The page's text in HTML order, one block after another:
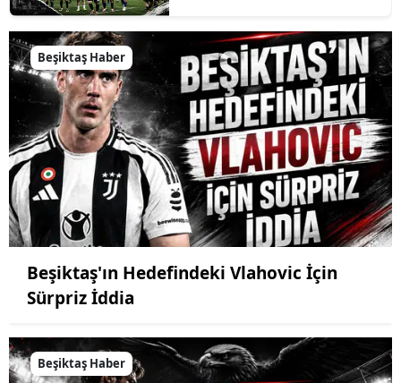
Beşiktaş Haber
Beşiktaş'ın Hedefindeki Vlahovic İçin
Sürpriz İddia
Beşiktaş Haber